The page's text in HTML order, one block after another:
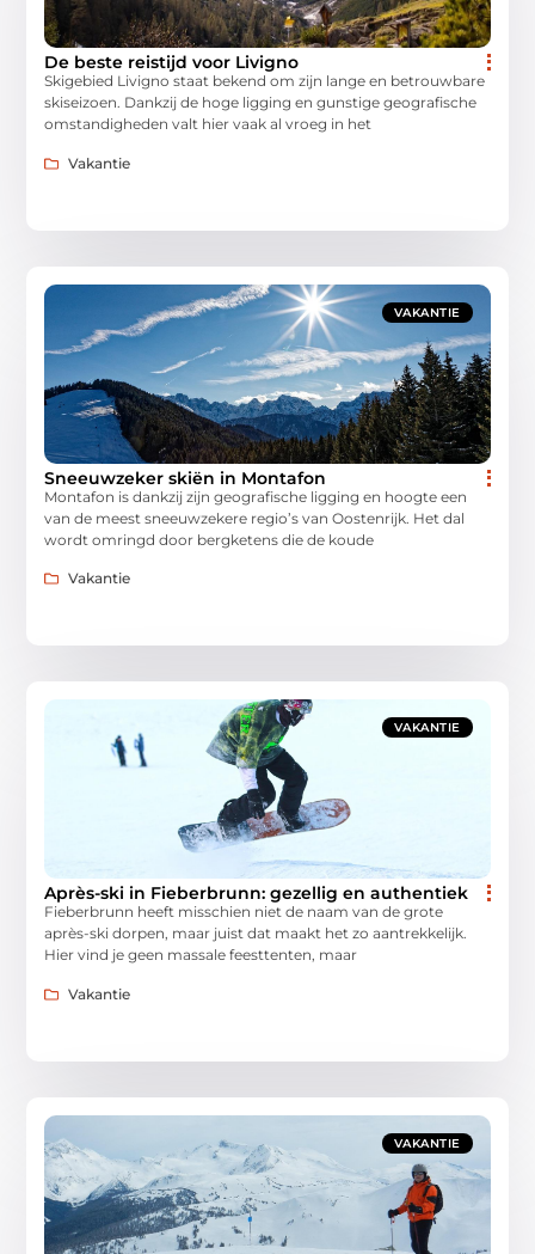
De beste reistijd voor Livigno
Skigebied Livigno staat bekend om zijn lange en betrouwbare
skiseizoen. Dankzij de hoge ligging en gunstige geografische
omstandigheden valt hier vaak al vroeg in het
Vakantie
VAKANTIE
Sneeuwzeker skiën in Montafon
Montafon is dankzij zijn geografische ligging en hoogte een
van de meest sneeuwzekere regio’s van Oostenrijk. Het dal
wordt omringd door bergketens die de koude
Vakantie
VAKANTIE
Après-ski in Fieberbrunn: gezellig en authentiek
Fieberbrunn heeft misschien niet de naam van de grote
après-ski dorpen, maar juist dat maakt het zo aantrekkelijk.
Hier vind je geen massale feesttenten, maar
Vakantie
VAKANTIE